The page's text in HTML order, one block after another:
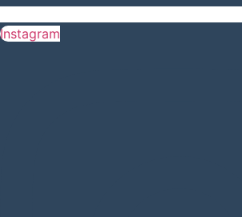
Instagram